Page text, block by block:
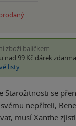
zboží balíčkem
nad 99 Kč dárek zdarma
listy
Starožitnosti se
nepříteli,
musí Xanthe